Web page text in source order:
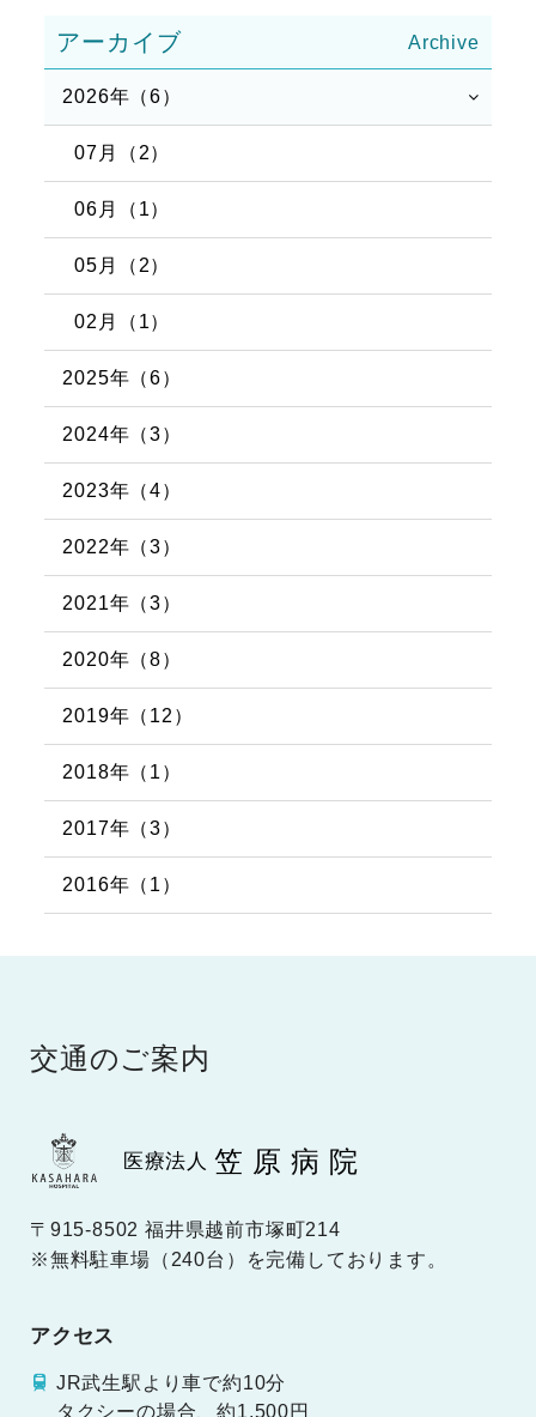
アーカイブ
2026年（6）
07月（2）
06月（1）
05月（2）
02月（1）
2025年（6）
2024年（3）
2023年（4）
2022年（3）
2021年（3）
2020年（8）
2019年（12）
2018年（1）
2017年（3）
2016年（1）
交通のご案内
医療法人 笠原病院
〒915-8502 福井県越前市塚町214
※無料駐車場（240台）を完備しております。
アクセス
JR武生駅より車で約10分
タクシーの場合、約1,500円